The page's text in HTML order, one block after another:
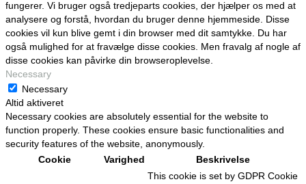
fungerer. Vi bruger også tredjeparts cookies, der hjælper os med at
analysere og forstå, hvordan du bruger denne hjemmeside. Disse
cookies vil kun blive gemt i din browser med dit samtykke. Du har
også mulighed for at fravælge disse cookies. Men fravalg af nogle af
disse cookies kan påvirke din browseroplevelse.
Necessary
Necessary
Altid aktiveret
Necessary cookies are absolutely essential for the website to
function properly. These cookies ensure basic functionalities and
security features of the website, anonymously.
Cookie
Varighed Beskrivelse
This cookie is set by GDPR Cookie